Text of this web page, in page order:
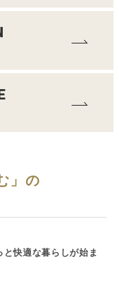
」の
快適な暮らしが始ま